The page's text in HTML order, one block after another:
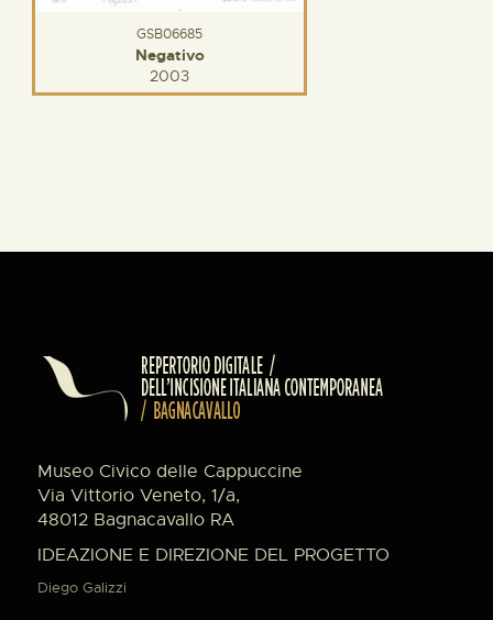
GSB06685
Negativo
2003
Museo Civico delle Cappuccine
Via Vittorio Veneto, 1/a,
48012 Bagnacavallo RA
IDEAZIONE E DIREZIONE DEL PROGETTO
Diego Galizzi